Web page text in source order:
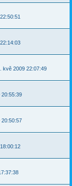
kvě 2009 22:07:49
20:55:39
20:50:57